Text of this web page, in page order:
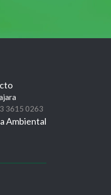
3615 0263
Ambiental